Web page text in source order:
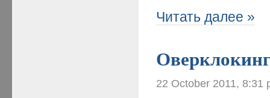
Читать далее »
22 October 2011, 8:31